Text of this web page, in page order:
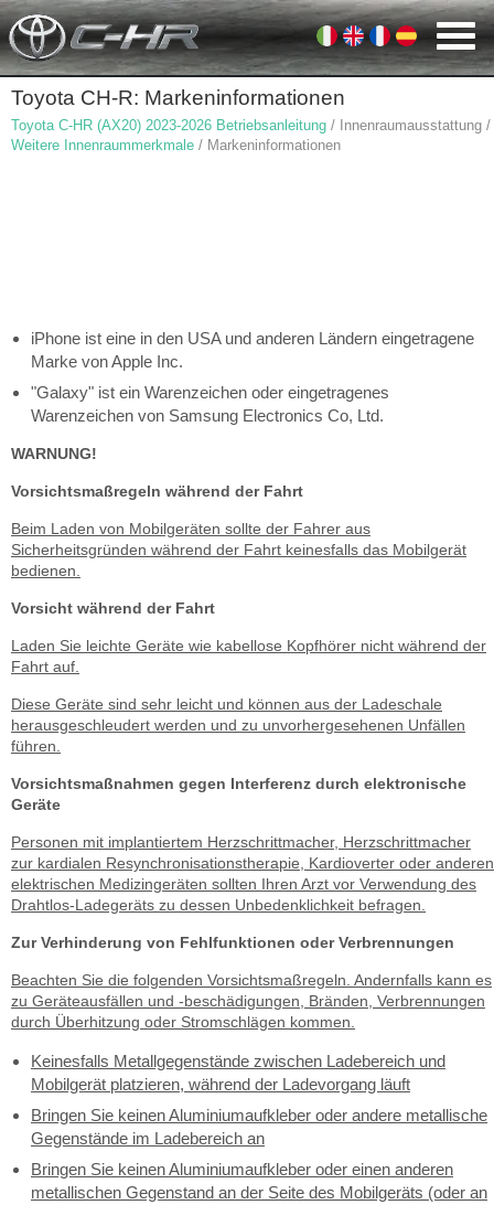
Toyota CH-R: Markeninformationen
Toyota C-HR (AX20) 2023-2026 Betriebsanleitung / Innenraumausstattung /
Weitere Innenraummerkmale / Markeninformationen
iPhone ist eine in den USA und anderen Ländern eingetragene
Marke von Apple Inc.
"Galaxy" ist ein Warenzeichen oder eingetragenes
Warenzeichen von Samsung Electronics Co, Ltd.
WARNUNG!
Vorsichtsmaßregeln während der Fahrt
Beim Laden von Mobilgeräten sollte der Fahrer aus
Sicherheitsgründen während der Fahrt keinesfalls das Mobilgerät
bedienen.
Vorsicht während der Fahrt
Laden Sie leichte Geräte wie kabellose Kopfhörer nicht während der
Fahrt auf.
Diese Geräte sind sehr leicht und können aus der Ladeschale
herausgeschleudert werden und zu unvorhergesehenen Unfällen
führen.
Vorsichtsmaßnahmen gegen Interferenz durch elektronische
Geräte
Personen mit implantiertem Herzschrittmacher, Herzschrittmacher
zur kardialen Resynchronisationstherapie, Kardioverter oder anderen
elektrischen Medizingeräten sollten Ihren Arzt vor Verwendung des
Drahtlos-Ladegeräts zu dessen Unbedenklichkeit befragen.
Zur Verhinderung von Fehlfunktionen oder Verbrennungen
Beachten Sie die folgenden Vorsichtsmaßregeln. Andernfalls kann es
zu Geräteausfällen und -beschädigungen, Bränden, Verbrennungen
durch Überhitzung oder Stromschlägen kommen.
Keinesfalls Metallgegenstände zwischen Ladebereich und
Mobilgerät platzieren, während der Ladevorgang läuft
Bringen Sie keinen Aluminiumaufkleber oder andere metallische
Gegenstände im Ladebereich an
Bringen Sie keinen Aluminiumaufkleber oder einen anderen
metallischen Gegenstand an der Seite des Mobilgeräts (oder an